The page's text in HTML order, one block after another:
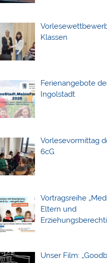
Klassen
Ferienangebote
Ingolstadt
Vorlesevormittag
6cG
Vortragsreihe
Eltern und
Unser Film: